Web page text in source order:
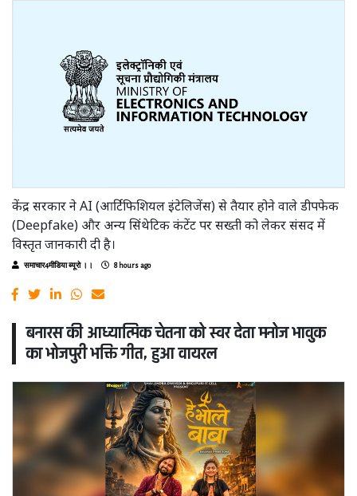
केंद्र सरकार ने AI (आर्टिफिशियल इंटेलिजेंस) से तैयार होने वाले डीपफेक
(Deepfake) और अन्य सिंथेटिक कंटेंट पर सख्ती को लेकर संसद में
विस्तृत जानकारी दी है।
समाचार4मीडिया ब्यूरो ।। 8 hours ago
बनारस की आध्यात्मिक चेतना को स्वर देता मनोज भावुक
का भोजपुरी भक्ति गीत, हुआ वायरल